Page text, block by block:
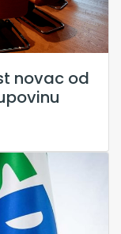
novac od